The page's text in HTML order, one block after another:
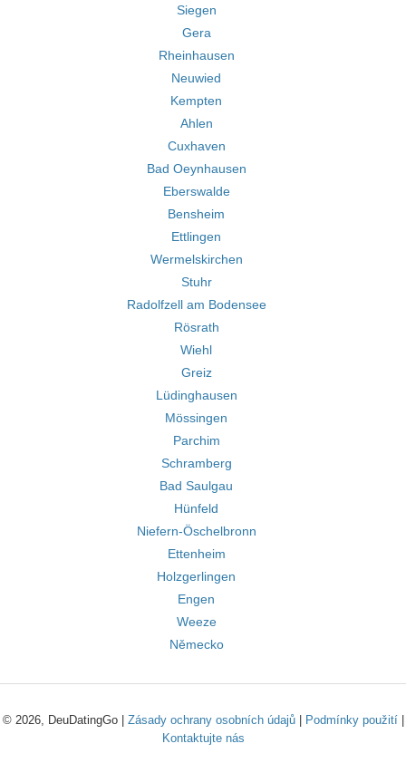
Siegen
Gera
Rheinhausen
Neuwied
Kempten
Ahlen
Cuxhaven
Bad Oeynhausen
Eberswalde
Bensheim
Ettlingen
Wermelskirchen
Stuhr
Radolfzell am Bodensee
Rösrath
Wiehl
Greiz
Lüdinghausen
Mössingen
Parchim
Schramberg
Bad Saulgau
Hünfeld
Niefern-Öschelbronn
Ettenheim
Holzgerlingen
Engen
Weeze
Německo
© 2026, DeuDatingGo | Zásady ochrany osobních údajů| Podmínky použití|
Kontaktujte nás